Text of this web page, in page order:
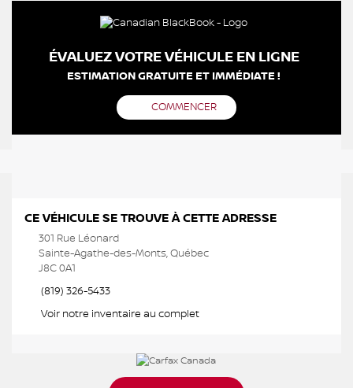
ÉVALUEZ VOTRE VÉHICULE EN LIGNE
ESTIMATION GRATUITE ET IMMÉDIATE !
COMMENCER
CE VÉHICULE SE TROUVE À CETTE ADRESSE
301 Rue Léonard
Sainte-Agathe-des-Monts, Québec
J8C 0A1
(819) 326-5433
Voir notre inventaire au complet